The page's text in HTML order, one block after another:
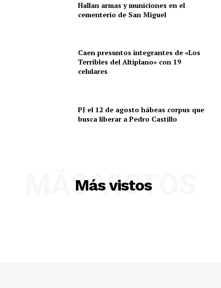
Hallan armas y municiones en el
cementerio de San Miguel
Caen presuntos integrantes de «Los
Terribles del Altiplano» con 19
celulares
PJ el 12 de agosto hábeas corpus que
busca liberar a Pedro Castillo
Más vistos
MÁS VISTOS